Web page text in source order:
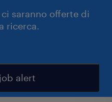
saranno offerte di
ricerca.
alert